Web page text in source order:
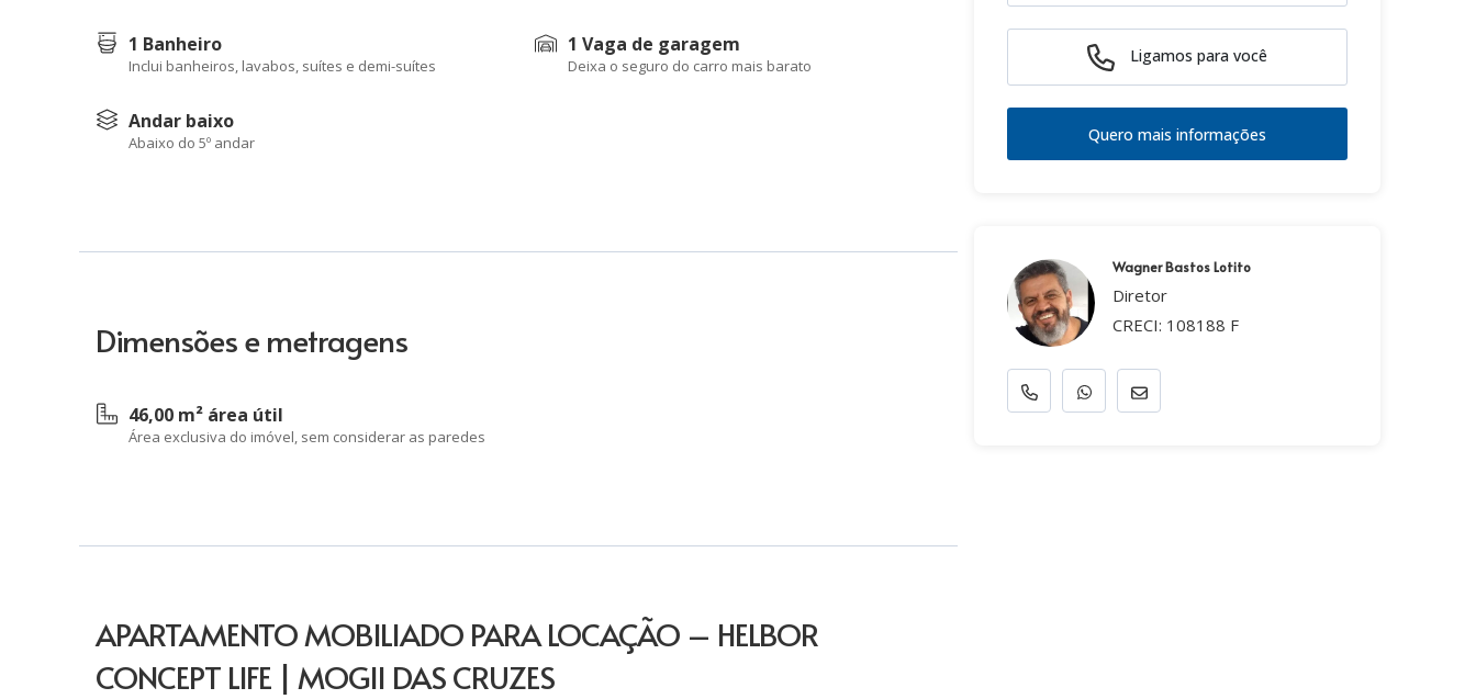
1 Banheiro
Inclui banheiros, lavabos, suítes e demi-suítes
1 Vaga de garagem
Deixa o seguro do carro mais barato
Andar baixo
Abaixo do 5º andar
Dimensões e metragens
46,00 m² área útil
Área exclusiva do imóvel, sem considerar as paredes
APARTAMENTO MOBILIADO PARA LOCAÇÃO – HELBOR
CONCEPT LIFE | MOGII DAS CRUZES
Ligamos para você
Quero mais informações
Wagner Bastos Lotito
Diretor
CRECI: 108188 F